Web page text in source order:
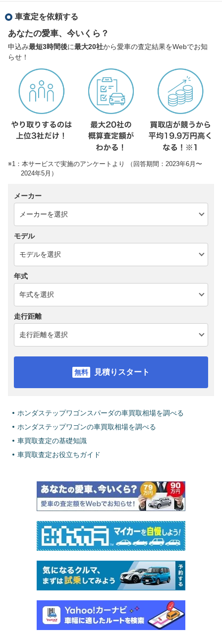
車査定を依頼する
あなたの愛車、今いくら？
申込み最短3時間後に最大20社から愛車の査定結果をWebでお知
らせ！
※1：本サービスで実施のアンケートより （回答期間：2023年6月〜
2024年5月）
メーカー
モデル
年式
走行距離
見積りスタート
ホンダステップワゴンスパーダの車買取相場を調べる
ホンダステップワゴンの車買取相場を調べる
車買取査定の基礎知識
車買取査定お役立ちガイド